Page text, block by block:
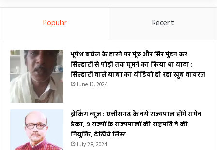
Popular Recent
भूपेश बघेल के हारने पर मूंछ और सिर मुंडन कर
सिल्हाटी से पोड़ी तक घूमने का किया था वादा :
सिल्हाटी वाले बाबा का वीडियो हो रहा खूब वायरल
June 12, 2024
ब्रेकिंग न्यूज : छत्तीसगढ़ के नये राज्यपाल होंगे रामेन
डेका, 9 राज्यों के राज्यपालों की राष्ट्रपति ने की
नियुक्ति, देखिये लिस्ट
July 28, 2024